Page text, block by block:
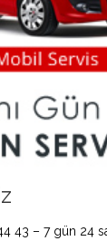
43 – 7 gün 24